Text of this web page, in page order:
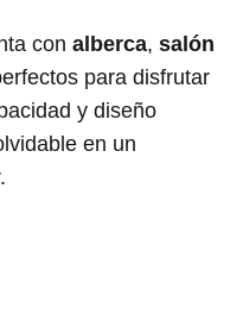
con alberca, salón
para disfrutar
y diseño
en un